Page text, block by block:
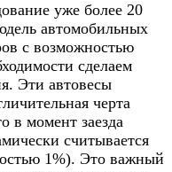
уже более 20
автомобильных
с возможностью
сделаем
Эти автовесы
черта
в момент заезда
считывается
1%). Это важный